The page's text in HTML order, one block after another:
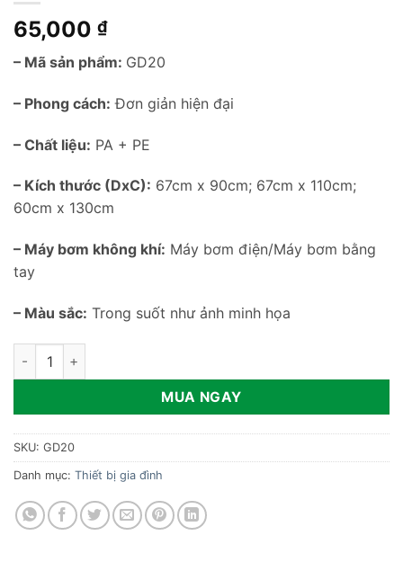
65,000 ₫
– Mã sản phẩm: GD20
– Phong cách: Đơn giản hiện đại
– Chất liệu: PA + PE
– Kích thước (DxC): 67cm x 90cm; 67cm x 110cm;
60cm x 130cm
– Máy bơm không khí: Máy bơm điện/Máy bơm bằng
tay
– Màu sắc: Trong suốt như ảnh minh họa
Túi hút chân không treo quần áo GD20 số lượng
MUA NGAY
SKU: GD20
Danh mục: Thiết bị gia đình